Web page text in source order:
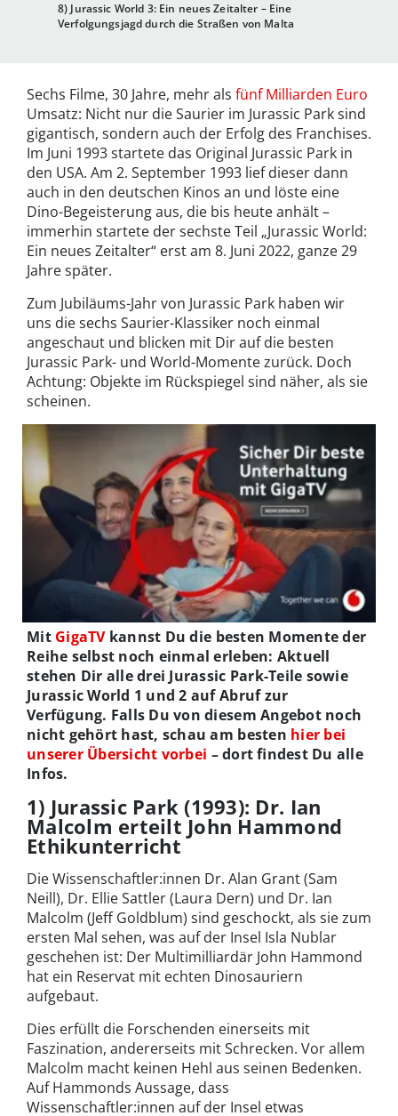
8) Jurassic World 3: Ein neues Zeitalter – Eine
Verfolgungsjagd durch die Straßen von Malta
Sechs Filme, 30 Jahre, mehr als fünf Milliarden Euro
Umsatz: Nicht nur die Saurier im Jurassic Park sind
gigantisch, sondern auch der Erfolg des Franchises.
Im Juni 1993 startete das Original Jurassic Park in
den USA. Am 2. September 1993 lief dieser dann
auch in den deutschen Kinos an und löste eine
Dino-Begeisterung aus, die bis heute anhält –
immerhin startete der sechste Teil „Jurassic World:
Ein neues Zeitalter“ erst am 8. Juni 2022, ganze 29
Jahre später.
Zum Jubiläums-Jahr von Jurassic Park haben wir
uns die sechs Saurier-Klassiker noch einmal
angeschaut und blicken mit Dir auf die besten
Jurassic Park- und World-Momente zurück. Doch
Achtung: Objekte im Rückspiegel sind näher, als sie
scheinen.
Mit GigaTVkannst Du die besten Momente der
Reihe selbst noch einmal erleben: Aktuell
stehen Dir alle drei Jurassic Park-Teile sowie
Jurassic World 1 und 2 auf Abruf zur
Verfügung. Falls Du von diesem Angebot noch
nicht gehört hast, schau am besten hier bei
unserer Übersicht vorbei – dort findest Du alle
Infos.
1) Jurassic Park (1993): Dr. Ian
Malcolm erteilt John Hammond
Ethikunterricht
Die Wissenschaftler:innen Dr. Alan Grant (Sam
Neill), Dr. Ellie Sattler (Laura Dern) und Dr. Ian
Malcolm (Jeff Goldblum) sind geschockt, als sie zum
ersten Mal sehen, was auf der Insel Isla Nublar
geschehen ist: Der Multimilliardär John Hammond
hat ein Reservat mit echten Dinosauriern
aufgebaut.
Dies erfüllt die Forschenden einerseits mit
Faszination, andererseits mit Schrecken. Vor allem
Malcolm macht keinen Hehl aus seinen Bedenken.
Auf Hammonds Aussage, dass
Wissenschaftler:innen auf der Insel etwas